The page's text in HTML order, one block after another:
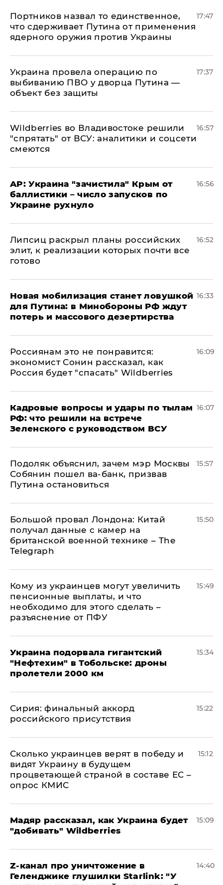
Портников назвал то единственное,
что сдерживает Путина от применения
ядерного оружия против Украины
17:47
Украина провела операцию по
выбиванию ПВО у дворца Путина —
объект без защиты
17:37
Wildberries во Владивостоке решили
"спрятать" от ВСУ: аналитики и соцсети
смеются
16:57
AP: Украина "зачистила" Крым от
баллистики – число запусков по
Украине рухнуло
16:56
Липсиц раскрыл планы российских
элит, к реализации которых почти все
готово
16:52
​Новая мобилизация станет ловушкой
для Путина: в Минобороны РФ ждут
потерь и массового дезертирства
16:33
Россиянам это не понравится:
экономист Сонин рассказал, как
Россия будет "спасать" Wildberries
16:09
Кадровые вопросы и удары по тылам
РФ: что решили на встрече
Зеленского с руководством ВСУ
16:07
Подоляк объяснил, зачем мэр Москвы
Собянин пошел ва-банк, призвав
Путина остановиться
15:57
Большой провал Лондона: Китай
получал данные с камер на
британской военной технике – The
Telegraph
15:50
Кому из украинцев могут увеличить
пенсионные выплаты, и что
необходимо для этого сделать –
разъяснение от ПФУ
15:49
Украина подорвала гигантский
"Нефтехим" в Тобольске: дроны
пролетели 2000 км
15:34
​Сирия: финальный аккорд
российского присутствия
15:22
Сколько украинцев верят в победу и
видят Украину в будущем
процветающей страной в составе ЕС –
опрос КМИС
15:12
Мадяр рассказал, как Украина будет
"добивать" Wildberries
15:09
Z-канал про уничтожение в
Геленджике глушилки Starlink: "У
14:40